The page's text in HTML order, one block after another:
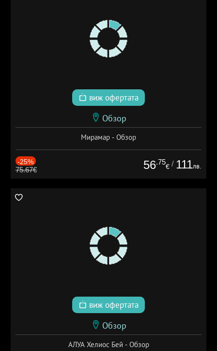
виж офертата
Обзор
Мирамар - Обзор
-25%
75.67€ 56.75
€ / 111лв.
виж офертата
Обзор
АЛУА Хелиос Бей - Обзор